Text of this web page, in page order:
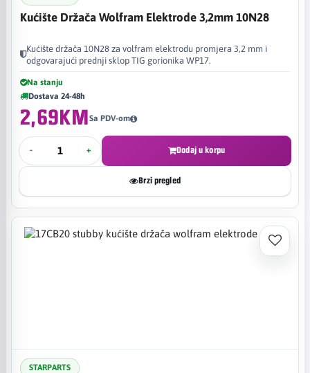
Kućište Držača Wolfram Elektrode 3,2mm 10N28
Kućište držača 10N28 za volfram elektrodu promjera 3,2 mm i
odgovarajući prednji sklop TIG gorionika WP17.
Na stanju
Dostava 24-48h
2,69KMSa PDV-om
- + Dodaj u korpu
Brzi pregled
STARPARTS